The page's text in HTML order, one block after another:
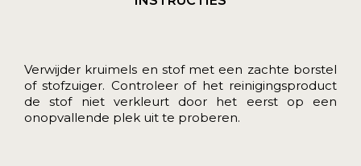
Verwijder kruimels en stof met een zachte borstel
of stofzuiger. Controleer of het reinigingsproduct
de stof niet verkleurt door het eerst op een
onopvallende plek uit te proberen.